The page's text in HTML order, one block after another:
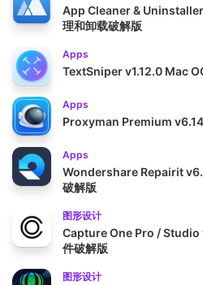
App Cleaner &
理和卸载破解版
Apps
TextSniper v1.12.0 Mac
Apps
Proxyman Premium
Apps
Wondershare Repairit
破解版
图形设计
Capture One Pro / Studio
件破解版
图形设计